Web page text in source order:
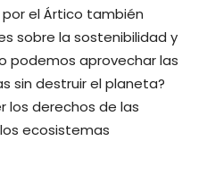
el Ártico también
sobre la sostenibilidad y
podemos aprovechar las
sin destruir el planeta?
los derechos de las
ecosistemas